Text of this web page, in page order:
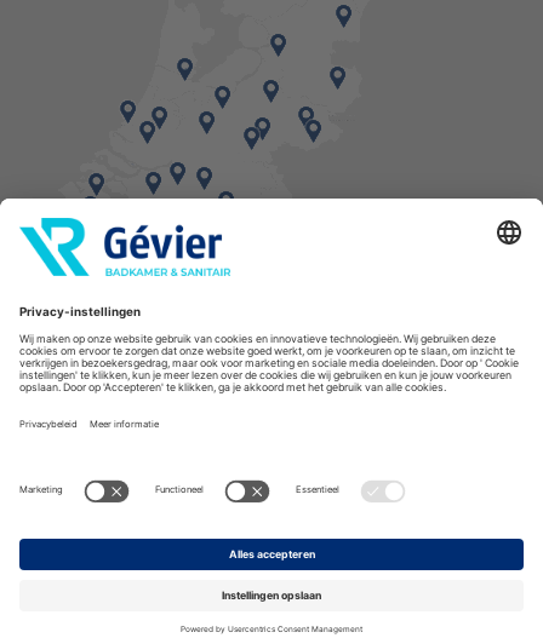
Assortiment
Vind een balie in de buurt
* Bestellingen geplaatst in het weekend worden, mits voorradig, dinsdag geleverd.
Cookies
Algemene voorwaarden